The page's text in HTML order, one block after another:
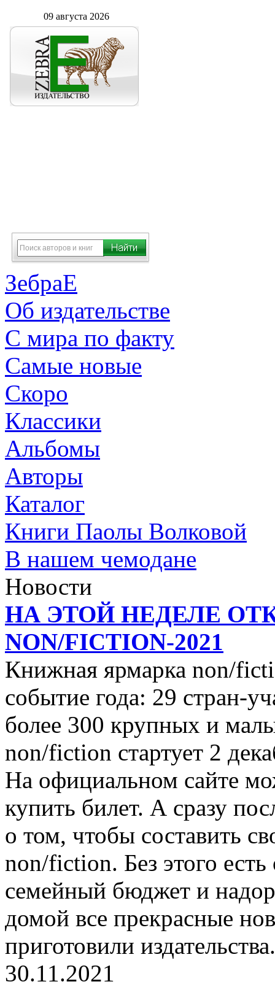
09 августа 2026
ЗебраЕ
Об издательстве
С мира по факту
Самые новые
Скоро
Классики
Альбомы
Авторы
Каталог
Книги Паолы Волковой
В нашем чемодане
Новости
НА ЭТОЙ НЕДЕЛЕ
NON/FICTION-2021
Книжная ярмарка non/
событие года: 29 стран-
более 300 крупных и
non/fiction стартует 2
На официальном сайте
купить билет. А сразу
о том, чтобы составить
non/fiction. Без этого есть
семейный бюджет и
домой все прекрасные
приготовили издательства.
30.11.2021